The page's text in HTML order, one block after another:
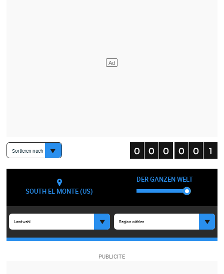
Sortieren nach
SOUTH EL MONTE (US)
DER GANZEN WELT
Landwahl Region wählen